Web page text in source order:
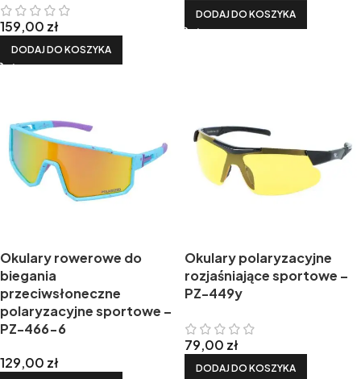
159,00 zł
DODAJ DO KOSZYKA
DODAJ DO KOSZYKA
Okulary rowerowe do
biegania
przeciwsłoneczne
polaryzacyjne sportowe –
PZ-466-6
129,00 zł
Okulary polaryzacyjne
rozjaśniające sportowe –
PZ-449y
79,00 zł
DODAJ DO KOSZYKA